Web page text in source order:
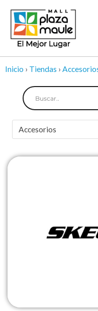
contenido
Inicio › Tiendas ›
Accesorios